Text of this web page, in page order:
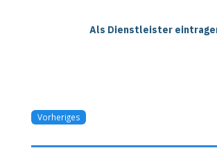
Als Dienstleister
Vorheriges